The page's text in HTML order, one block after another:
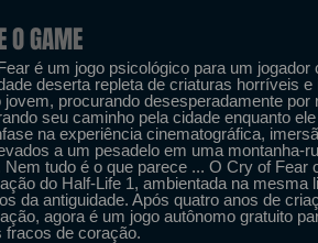
O GAME
é um jogo psicológico para um
deserta repleta de criaturas horríveis
jovem, procurando desesperadamente
seu caminho pela cidade enquanto
na experiência cinematográfica,
a um pesadelo em uma montanha-
Nem tudo é o que parece ... O Cry of
do Half-Life 1, ambientada na
da antiguidade. Após quatro anos de
agora é um jogo autônomo gratuito
fracos de coração.